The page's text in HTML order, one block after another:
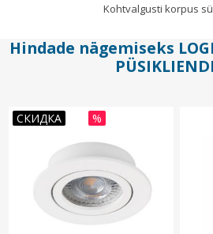
Kohtvalgusti korpus
Hindade nägemiseks
СКИДКА %